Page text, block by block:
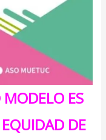
ES
DE